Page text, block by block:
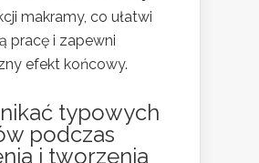
makramy, co ułatwi
pracę i zapewni
efekt końcowy.
typowych
podczas
i tworzenia